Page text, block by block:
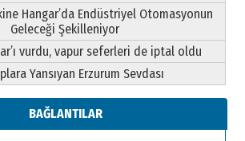
Hangar’da Endüstriyel Otomasyonun
Geleceği Şekilleniyor
vurdu, vapur seferleri de iptal oldu
Yansıyan Erzurum Sevdası
BAĞLANTILAR